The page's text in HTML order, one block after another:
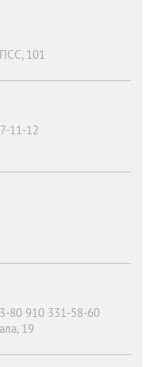
101
11-12
80 910 331-58-60
19